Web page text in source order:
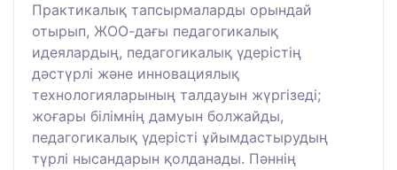
Практикалық тапсырмаларды орындай
отырып, ЖОО-дағы педагогикалық
идеялардың, педагогикалық үдерістің
дәстүрлі және инновациялық
технологияларының талдауын жүргізеді;
жоғары білімнің дамуын болжайды,
педагогикалық үдерісті ұйымдастырудың
түрлі нысандарын қолданады. Пәннің